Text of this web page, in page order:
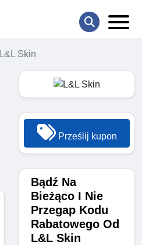
L&L Skin
Prześlij kupon
Bądź Na
Bieżąco I Nie
Przegap Kodu
Rabatowego Od
L&L Skin